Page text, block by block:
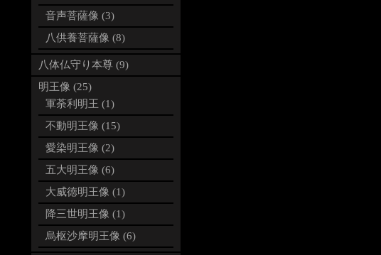
音声菩薩像 (3)
八供養菩薩像 (8)
八体仏守り本尊 (9)
明王像 (25)
軍荼利明王 (1)
不動明王像 (15)
愛染明王像 (2)
五大明王像 (6)
大威徳明王像 (1)
降三世明王像 (1)
烏枢沙摩明王像 (6)